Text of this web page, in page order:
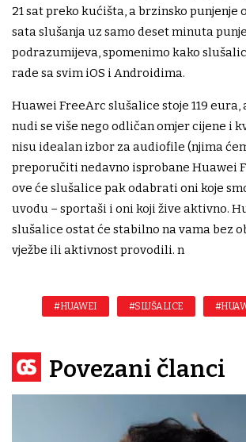
21 sat preko kućišta, a brzinsko punjenje
sata slušanja uz samo deset minuta
podrazumijeva, spomenimo kako
rade sa svim iOS i Androidima.
Huawei FreeArc slušalice stoje 119 eura,
nudi se više nego odličan omjer cijene i
nisu idealan izbor za audiofile (njima
preporučiti nedavno isprobane Huawei
ove će slušalice pak odabrati oni koje
uvodu – sportaši i oni koji žive aktivno.
slušalice ostat će stabilno na vama bez
vježbe ili aktivnost provodili. n
#HUAWEI #SLUŠALICE
Povezani članci